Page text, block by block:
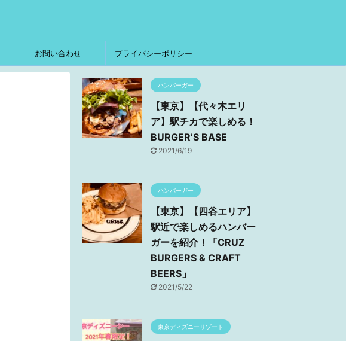
お問い合わせ プライバシーポリシー
ハンバーガー
【東京】【代々木エリ
ア】駅チカで楽しめる！
BURGER’S BASE
2021/6/19
ハンバーガー
【東京】【四谷エリア】
駅近で楽しめるハンバー
ガーを紹介！「CRUZ
BURGERS & CRAFT
BEERS」
2021/5/22
東京ディズニーリゾート